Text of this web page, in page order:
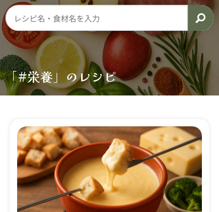
「#栄養」のレシピ